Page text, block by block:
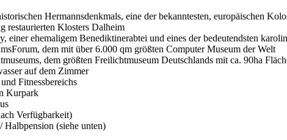
Hermannsdenkmals, eine der bekanntesten, europäischen
restaurierten Klosters Dalheim
einer ehemaligem Benediktinerabtei und eines der bedeutendsten
dem mit über 6.000 qm größten Computer Museum der Welt
dem größten Freilichtmuseum Deutschlands mit ca. 90ha
auf dem Zimmer
Fitnessbereichs
Kurpark
Verfügbarkeit)
(siehe unten)